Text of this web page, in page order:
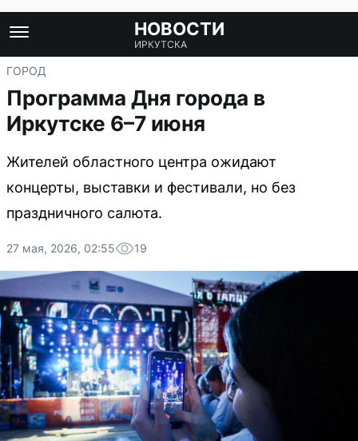
НОВОСТИ
ИРКУТСКА
ГОРОД
Программа Дня города в
Иркутске 6–7 июня
Жителей областного центра ожидают
концерты, выставки и фестивали, но без
праздничного салюта.
27 мая, 2026, 02:55 19